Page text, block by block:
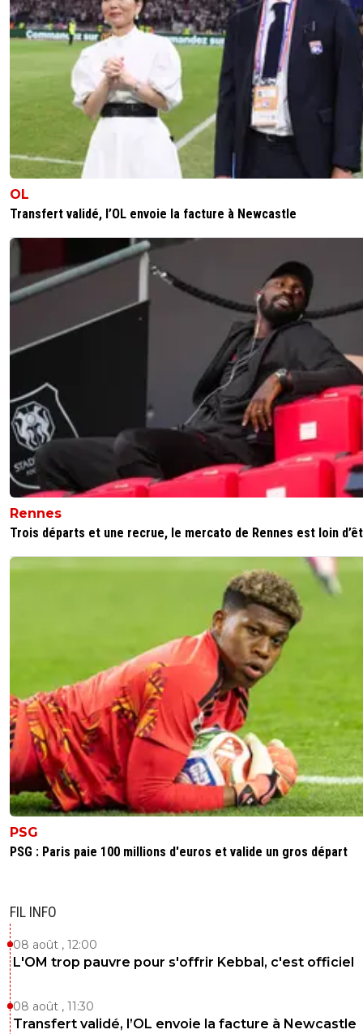
parisansgermain 20 avril 2025 à 10:18 +
je n'ai pas dit ça non plus
0+ Répondre
vermeer 18 avril 2025 à 18:55
Akliouche joue plutôt sur le côté droit de mémoire, et
Seghir à gauche.
sergio33
Si jamais Barcola ne prolonge pas, il subira le même sort
Kylian Mbappé.Tous les parisiens et médias iront lui
dessus... et peut-être même sur ses parents.
Répondre
18 avril 2025 à 18:33 +
pour les insultes sur ses parents il est immunisé
être revenu jouer deux fois à Lyon , putain t'es de
Répondre
18 avril 2025 à 19:34 +1
🤣
Spécialiste des trucs à ne pas dire ^^ il ne se
plus sans doute des insultes quand Barcola est
revenu à Lyon....il faut dire qu'il ne suit l'OL que
très loin, entre ses nombreux clubs, dont il ne
quasi-rien non plus d'ailleurs.
0+ Répondre
sergio33 18 avril 2025 à 18:38 + 1605
Tiens... l'armée numérique de Nasser ne s'est
attendre.
0+ Répondre
champion-mon-fr-re 18 avril 2025 à 19:34 +
celebre.leparisien.fr/citations/45695
OL
Transfert validé, l’OL envoie la facture à Newcastle
Rennes
Trois départs et une recrue, le mercato de Rennes est loin
PSG
PSG : Paris paie 100 millions d'euros et valide un gros départ
FIL INFO
08 août , 12:00
L'OM trop pauvre pour s'offrir Kebbal, c'est officiel
08 août , 11:30
Transfert validé, l’OL envoie la facture à Newcastle